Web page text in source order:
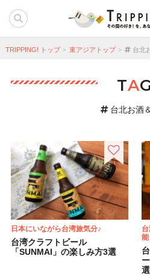
TRIPPING! トップ 東アジアトップ 台北
TAG
台北お酒
日本にいながら台湾旅気分♪
台湾クラフトビール
「SUNMAI」の楽しみ方3選
能
選